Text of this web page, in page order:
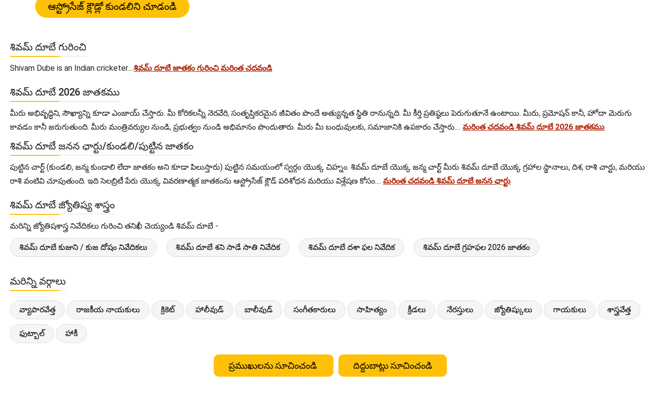
శివమ్ దూబే గురించి
Shivam Dube is an Indian cricketer....శివమ్ దూబే జాతకం గురించి మరింత చదవండి
శివమ్ దూబే 2026 జాతకము
మీరు అభివృద్ధిని, సౌఖ్యాన్ని కూడా ఎంజాయ్ చేస్తారు. మీ కోరికలన్నీ నెరవేరి, సంతృప్తికరమైన జీవితం పొందే అత్యున్నత స్థితి రానున్నది. మీ కీర్తి ప్రతిష్ఠలు పెరుగుతూనే ఉంటాయి. మీరు, ప్రమోషన్ కానీ, హోదా మెరుగు
కావడం కానీ జరుగుతుంది. మీరు మంత్రివర్యుల నుండి, ప్రభుత్వం నుండి అభిమానం పొందుతారు. మీరు మీ బంధువులకు, సమాజానికి ఉపకారం చేస్తారు.... మరింత చదవండి శివమ్ దూబే 2026 జాతకము
శివమ్ దూబే జనన ఛార్టు/కుండలి/పుట్టిన జాతకం
పుట్టిన చార్ట్ (కుండలి, జన్మ కుండాలి లేదా జాతకం అని కూడా పిలుస్తారు) పుట్టిన సమయంలో స్వర్గం యొక్క చిహ్నం. శివమ్ దూబే యొక్క జన్మ చార్ట్ మీరు శివమ్ దూబే యొక్క గ్రహాల స్థానాలు, దిశ, రాశి చార్టు, మరియు
రాశి వంటివి చూపుతుంది. ఇది సెలబ్రిటీ పేరు యొక్క వివరణాత్మక జాతకంను ఆస్ట్రోసేజ్ క్లౌడ్ పరిశోధన మరియు విశ్లేషణ కోసం.... మరింత చదవండి శివమ్ దూబే జనన ఛార్టు
శివమ్ దూబే జ్యోతిష్య శాస్త్రం
మరిన్ని జ్యోతిషశాస్త్ర నివేదికలు గురించి తనిఖీ చెయ్యండి శివమ్ దూబే -
శివమ్ దూబే కుజుని / కుజ దోషం నివేదికలు శివమ్ దూబే శని సాడే సాతి నివేదిక శివమ్ దూబే దశా ఫల నివేదిక శివమ్ దూబే గ్రహఫల 2026 జాతకం
మరిన్ని వర్గాలు
వ్యాపారవేత్త రాజకీయ నాయకులు క్రికెట్ హాలీవుడ్ బాలీవుడ్ సంగీతకారులు సాహిత్యం క్రీడలు నేరస్తులు జ్యోతిష్కులు గాయకులు శాస్త్రవేత్త
ఫుట్బాల్ హాకీ
ప్రముఖులను సూచించండి దిద్దుబాట్లు సూచించండి